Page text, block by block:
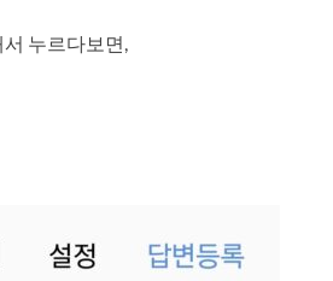
누르다보면,